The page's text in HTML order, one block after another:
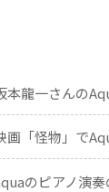
本龍一さんの
画「怪物」で
のピアノ演